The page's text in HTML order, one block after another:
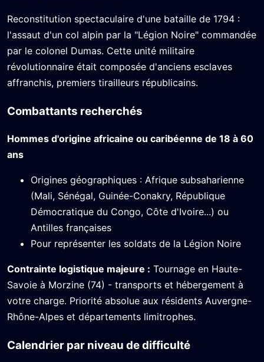
Reconstitution spectaculaire d'une bataille de 1794 :
l'assaut d'un col alpin par la "Légion Noire" commandée
par le colonel Dumas. Cette unité militaire
révolutionnaire était composée d'anciens esclaves
affranchis, premiers tirailleurs républicains.
Combattants recherchés
Hommes d'origine africaine ou caribéenne de 18 à 60
ans
Origines géographiques : Afrique subsaharienne
(Mali, Sénégal, Guinée-Conakry, République
Démocratique du Congo, Côte d'Ivoire...) ou
Antilles françaises
Pour représenter les soldats de la Légion Noire
Contrainte logistique majeure : Tournage en Haute-
Savoie à Morzine (74) - transports et hébergement à
votre charge. Priorité absolue aux résidents Auvergne-
Rhône-Alpes et départements limitrophes.
Calendrier par niveau de difficulté